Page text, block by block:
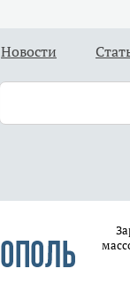
Новости